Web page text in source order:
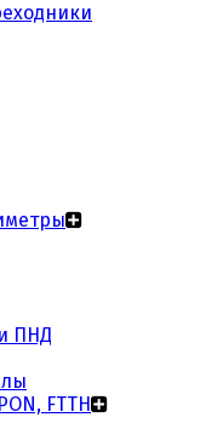
ПНД
FTTH